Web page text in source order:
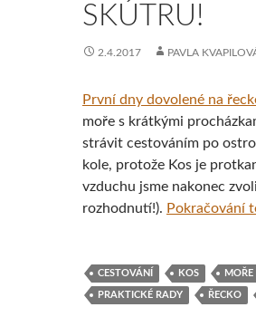
SKÚTRU!
2.4.2017 PAVLA
První dny dovolené na
moře s krátkými
strávit cestováním po
kole, protože Kos je
vzduchu jsme nakonec
rozhodnutí!). Pokračování
CESTOVÁNÍ KOS MOŘE
PRAKTICKÉ RADY ŘECKO